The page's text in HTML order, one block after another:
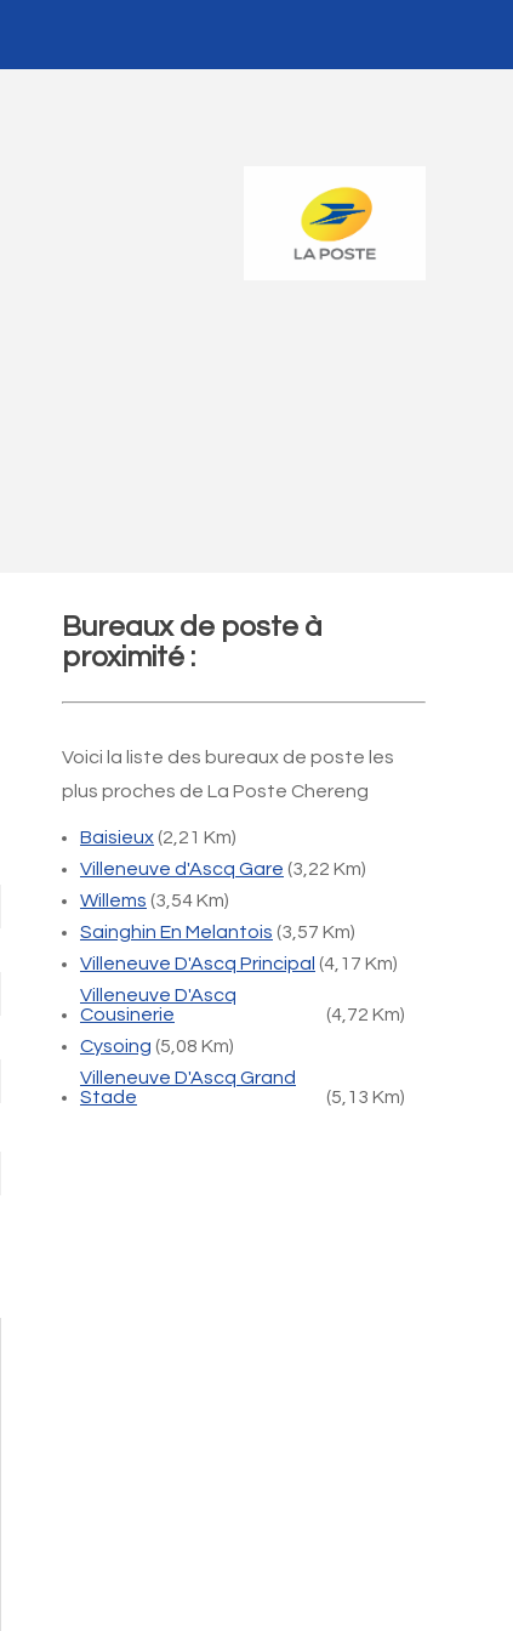
Bureaux de poste à
proximité :
Voici la liste des bureaux de poste les
plus proches de La Poste Chereng
Baisieux(2,21 Km)
Villeneuve d'Ascq Gare (3,22 Km)
Willems (3,54 Km)
Sainghin En Melantois (3,57 Km)
Villeneuve D'Ascq Principal (4,17 Km)
Villeneuve D'Ascq
Cousinerie
(4,72 Km)
Cysoing (5,08 Km)
Villeneuve D'Ascq Grand
Stade
(5,13 Km)